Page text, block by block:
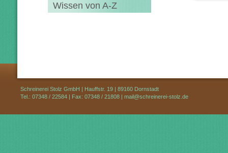
Wissen von A-Z
Schreinerei Stolz GmbH | Hauffstr. 19 | 89160 Dornstadt
Tel.: 07348 / 22584 | Fax: 07348 / 21808 | mail@schreinerei-stolz.de